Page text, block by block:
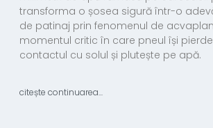
transforma o șosea sigură într-o
de patinaj prin fenomenul de
momentul critic în care pneul își
contactul cu solul și plutește pe apă.
citește continuarea...